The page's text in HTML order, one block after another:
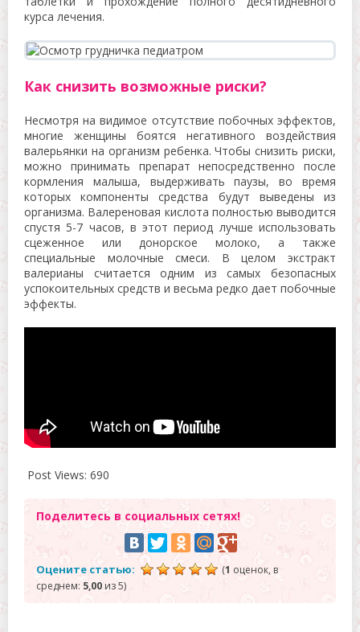
курса лечения.
Как снизить возможные риски?
Несмотря на видимое отсутствие побочных эффектов,
многие женщины боятся негативного воздействия
валерьянки на организм ребенка. Чтобы снизить риски,
можно принимать препарат непосредственно после
кормления малыша, выдерживать паузы, во время
которых компоненты средства будут выведены из
организма. Валереновая кислота полностью выводится
спустя 5-7 часов, в этот период лучше использовать
сцеженное или донорское молоко, а также
специальные молочные смеси. В целом экстракт
валерианы считается одним из самых безопасных
успокоительных средств и весьма редко дает побочные
эффекты.
Post Views: 690
Поделитесь в социальных сетях!
Оцените статью: (1 оценок, в
среднем: 5,00из 5)